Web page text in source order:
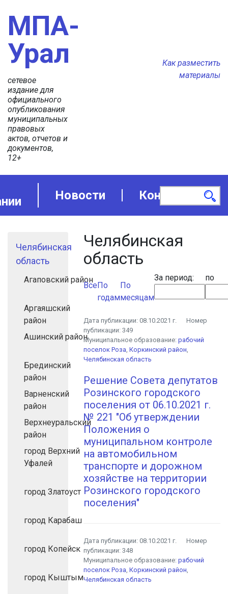
МПА-
Урал
сетевое
издание для
официального
опубликования
муниципальных
правовых
актов, отчетов и
документов,
12+
Как разместить
материалы
Новости Контакты
Челябинская
область
Агаповский район
Аргаяшский
район
Ашинский район
Брединский
район
Варненский
район
Верхнеуральский
район
город Верхний
Уфалей
город Златоуст
город Карабаш
город Копейск
город Кыштым
Челябинская
область
ВсеПо
годам
По
месяцам
За период: по
Дата публикации:08.10.2021 г.
Номер
публикации:349
Муниципальное образование:рабочий
поселок Роза,Коркинский район,
Челябинская область
Решение Совета депутатов
Розинского городского
поселения от 06.10.2021 г.
№ 221 "Об утверждении
Положения о
муниципальном контроле
на автомобильном
транспорте и дорожном
хозяйстве на территории
Розинского городского
поселения"
Дата публикации:08.10.2021 г.
Номер
публикации:348
Муниципальное образование:рабочий
поселок Роза,Коркинский район,
Челябинская область